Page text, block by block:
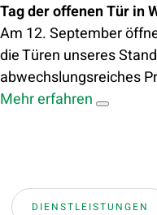
Tag der offenen Tür in
Am 12. September
die Türen unseres
abwechslungsreiches
Mehr erfahren
DIENSTLEISTUNGEN